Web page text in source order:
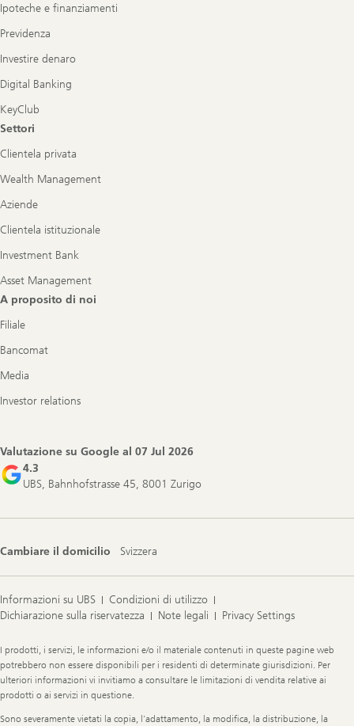
Ipoteche e finanziamenti
Previdenza
Investire denaro
Digital Banking
KeyClub
Settori
Clientela privata
Wealth Management
Aziende
Clientela istituzionale
Investment Bank
Asset Management
A proposito di noi
Filiale
Bancomat
Media
Investor relations
Valutazione su Google al 07 Jul 2026
4.3
UBS, Bahnhofstrasse 45, 8001 Zurigo
Cambiare il domicilio Svizzera
Informazioni su UBS
Condizioni di utilizzo
Dichiarazione sulla riservatezza
Note legali Privacy Settings
Legal
Information
I prodotti, i servizi, le informazioni e/o il materiale contenuti in queste pagine web
potrebbero non essere disponibili per i residenti di determinate giurisdizioni. Per
ulteriori informazioni vi invitiamo a consultare le limitazioni di vendita relative ai
prodotti o ai servizi in questione.
Sono severamente vietati la copia, l’adattamento, la modifica, la distribuzione, la